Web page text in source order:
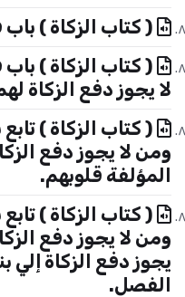
( كتاب الزكاة )
( كتاب الزكاة )
لا يجوز دفع الزكاة
( كتاب الزكاة )
ومن لا يجوز دفع
المؤلفة قلوبهم.
( كتاب الزكاة )
ومن لا يجوز دفع
يجوز دفع الزكاة إلي
الفصل.